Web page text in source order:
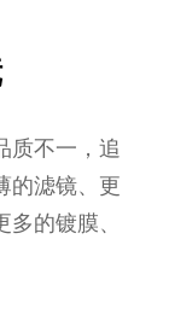
质不一，追
的滤镜、更
的镀膜、